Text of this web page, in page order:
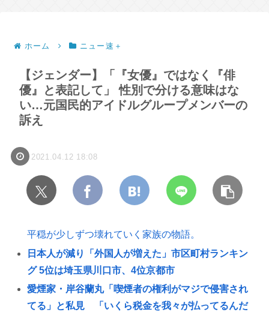
ホーム ニュー速＋
【ジェンダー】「『女優』ではなく『俳
優』と表記して」 性別で分ける意味はな
い…元国民的アイドルグループメンバーの
訴え
2021.04.12 18:08
平穏が少しずつ壊れていく家族の物語。
日本人が減り「外国人が増えた」市区町村ランキン
グ 5位は埼玉県川口市、4位京都市
愛煙家・岸谷蘭丸「喫煙者の権利がマジで侵害され
てる」と私見 「いくら税金を我々が払ってるんだ